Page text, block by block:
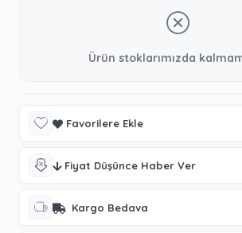
Ürün stoklarımızda
Favorilere Ekle
Fiyat Düşünce Haber Ver
Kargo Bedava